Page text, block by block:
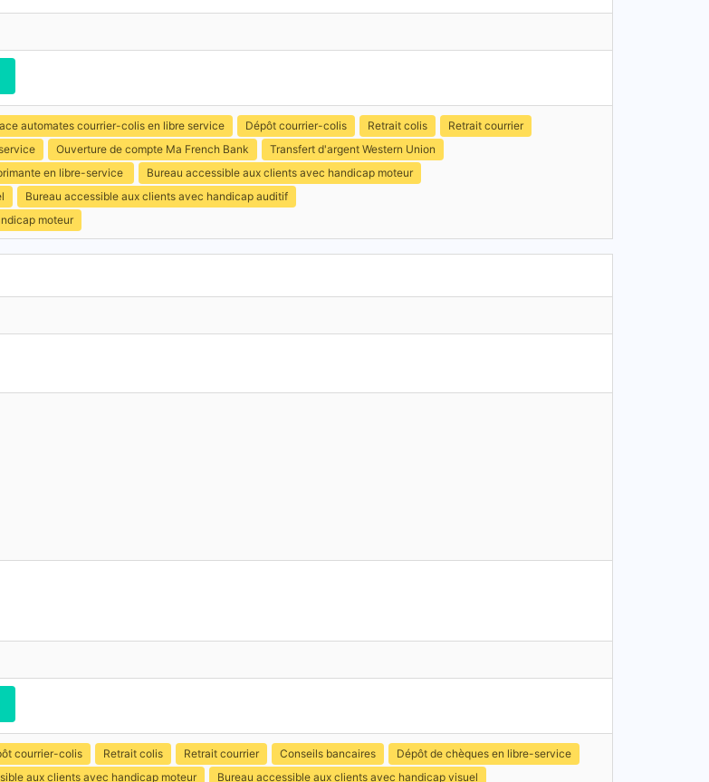
automates courrier-colis en libre service Dépôt courrier-colis Retrait colis
Retrait courrier
Ouverture de compte Ma French Bank
Transfert d'argent Western Union
en libre-service
Bureau accessible aux clients avec handicap moteur
Bureau accessible aux clients avec handicap auditif
moteur
courrier-colis Retrait colis Retrait courrier Conseils bancaires
Dépôt de chèques en libre-service
aux clients avec handicap moteur Bureau accessible aux clients avec handicap visuel